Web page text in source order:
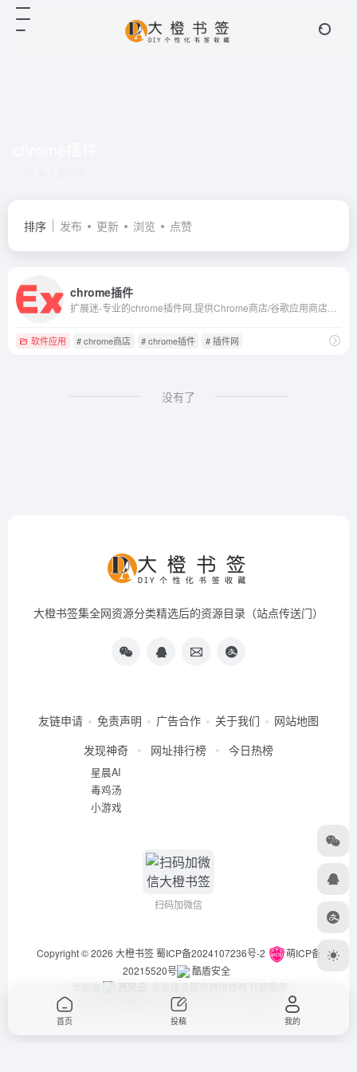
排序 发布 更新 浏览 点赞
chrome插件
软件应用 # chrome商店 # chrome插件 # 插件网
没有了
大橙书签集全网资源分类精选后的资源目录（站点传送门）
友链申请 免责声明 广告合作 关于我们
网站地图
发现神奇
星晨AI
毒鸡汤
小游戏
网址排行榜 今日热榜
扫码加微信
Copyright © 2026 大橙书签 蜀ICP备2024107236号-2
萌ICP备
20215520号
酷盾安全
本站由
西风云 企业级云服务器供应商 托管服务
违法举报/投稿等事物联系邮箱：arch_chen@qq.com
首页 投稿 我的